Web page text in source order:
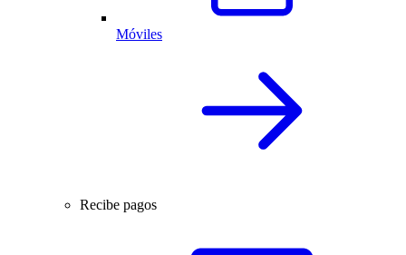
Móviles
Recibe pagos